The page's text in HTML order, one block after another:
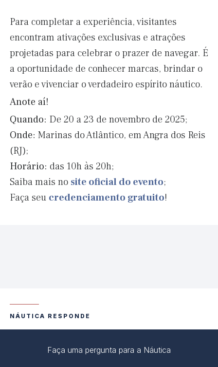
Para completar a experiência, visitantes
encontram ativações exclusivas e atrações
projetadas para celebrar o prazer de navegar. É
a oportunidade de conhecer marcas, brindar o
verão e vivenciar o verdadeiro espírito náutico.
Anote aí!
Quando: De 20 a 23 de novembro de 2025;
Onde: Marinas do Atlântico, em Angra dos Reis
(RJ);
Horário: das 10h às 20h;
Saiba mais no site oficial do evento;
Faça seu credenciamento gratuito!
NÁUTICA RESPONDE
Faça uma pergunta para a Náutica